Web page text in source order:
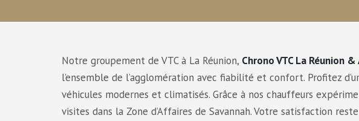
Notre groupement de VTC à La Réunion, Chrono VTC La Réunion
l’ensemble de l’agglomération avec fiabilité et confort. Profitez
véhicules modernes et climatisés. Grâce à nos chauffeurs
visites dans la Zone d’Affaires de Savannah. Votre satisfaction